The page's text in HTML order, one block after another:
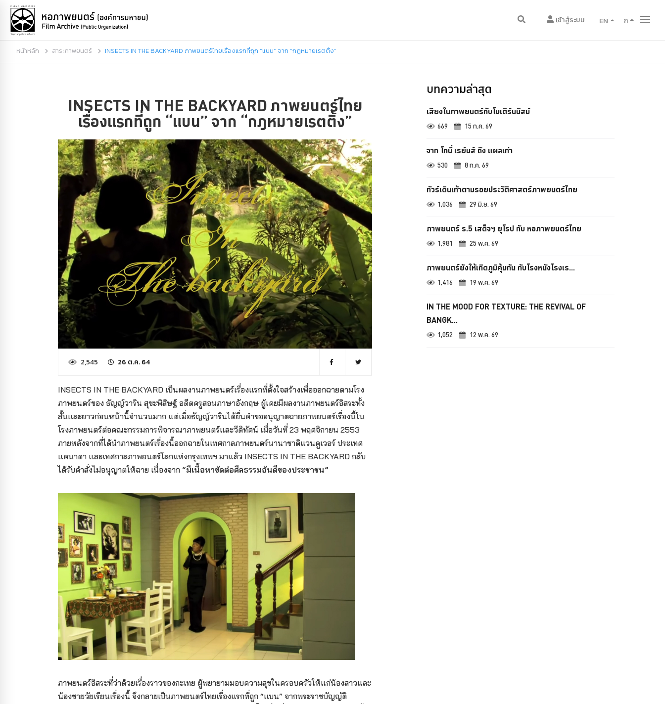
เข้าสู่ระบบ EN ก
หน้าหลัก สาระภาพยนตร์ INSECTS IN THE BACKYARD ภาพยนตร์ไทยเรื่องแรกที่ถูก “แบน” จาก “กฎหมายเรตติ้ง”
INSECTS IN THE BACKYARD ภาพยนตร์ไทย
เรื่องแรกที่ถูก “แบน” จาก “กฎหมายเรตติ้ง”
2,545 26 ต.ค. 64
INSECTS IN THE BACKYARD เป็นผลงานภาพยนตร์เรื่องแรกที่ตั้งใจสร้างเพื่อออกฉายตามโรง
ภาพยนตร์ของ ธัญญ์วาริน สุขะพิสิษฐ์ อดีตครูสอนภาษาอังกฤษ ผู้เคยมีผลงานภาพยนตร์อิสระทั้ง
สั้นและยาวก่อนหน้านี้จำนวนมาก แต่เมื่อธัญญ์วารินได้ยื่นคำขออนุญาตฉายภาพยนตร์เรื่องนี้ใน
โรงภาพยนตร์ต่อคณะกรรมการพิจารณาภาพยนตร์และวีดิทัศน์ เมื่อวันที่ 23 พฤศจิกายน 2553
ภายหลังจากที่ได้นำภาพยนตร์เรื่องนี้ออกฉายในเทศกาลภาพยนตร์นานาชาติแวนคูเวอร์ ประเทศ
แคนาดา และเทศกาลภาพยนตร์โลกแห่งกรุงเทพฯ มาแล้ว INSECTS IN THE BACKYARD กลับ
ได้รับคำสั่งไม่อนุญาตให้ฉาย เนื่องจาก “มีเนื้อหาขัดต่อศีลธรรมอันดีของประชาชน”
ภาพยนตร์อิสระที่ว่าด้วยเรื่องราวของกะเทย ผู้พยายามมอบความสุขในครอบครัวให้แก่น้องสาวและ
น้องชายวัยเรียนเรื่องนี้ จึงกลายเป็นภาพยนตร์ไทยเรื่องแรกที่ถูก “แบน” จากพระราชบัญญัติ
บทความล่าสุด
เสียงในภาพยนตร์กับโมเดิร์นนิสม์
669 15 ก.ค. 69
จาก โทนี่ เรย์นส์ ถึง แผลเก่า
530 8 ก.ค. 69
ทัวร์เดินเท้าตามรอยประวัติศาสตร์ภาพยนตร์ไทย
1,036 29 มิ.ย. 69
ภาพยนตร์ ร.5 เสด็จฯ ยุโรป กับ หอภาพยนตร์ไทย
1,981 25 พ.ค. 69
ภาพยนตร์ยังให้เกิดภูมิคุ้มกัน กับโรงหนังโรงเร...
1,416 19 พ.ค. 69
IN THE MOOD FOR TEXTURE: THE REVIVAL OF
BANGK...
1,052 12 พ.ค. 69